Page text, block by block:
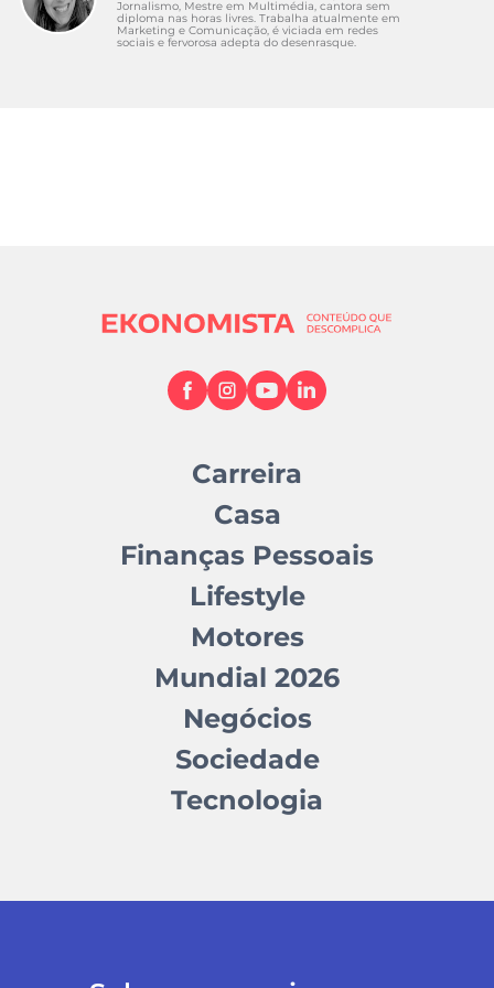
Jornalismo, Mestre em Multimédia, cantora sem
diploma nas horas livres. Trabalha atualmente em
Marketing e Comunicação, é viciada em redes
sociais e fervorosa adepta do desenrasque.
Carreira
Casa
Finanças Pessoais
Lifestyle
Motores
Mundial 2026
Negócios
Sociedade
Tecnologia